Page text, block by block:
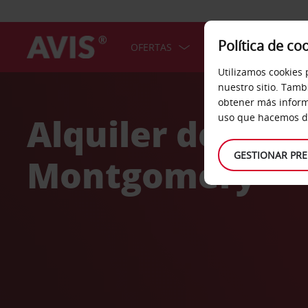
OFERTAS COCHES
Alquiler de
Montgomery
Política de
Utilizamos
nuestro sitio.
obtener más
uso que hacemos
GESTIONAR